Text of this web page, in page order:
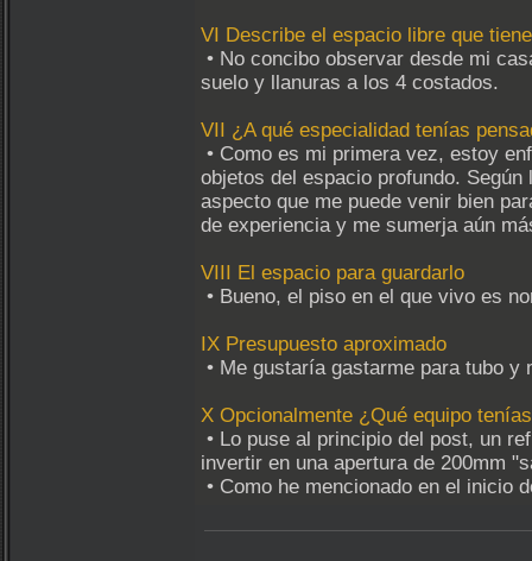
VI Describe el espacio libre que
• No concibo observar desde mi
suelo y llanuras a los 4 costados.
VII ¿A qué especialidad tenías
• Como es mi primera vez, estoy
objetos del espacio profundo.
aspecto que me puede venir bien
de experiencia y me sumerja aún
VIII El espacio para guardarlo
• Bueno, el piso en el que vivo es
IX Presupuesto aproximado
• Me gustaría gastarme para tubo
X Opcionalmente ¿Qué equipo
• Lo puse al principio del post, un
invertir en una apertura de 200mm
• Como he mencionado en el inicio